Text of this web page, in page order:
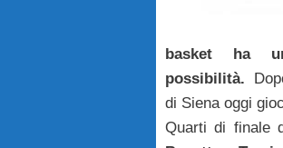
basket ha
possibilità.
di Siena oggi
Quarti di finale